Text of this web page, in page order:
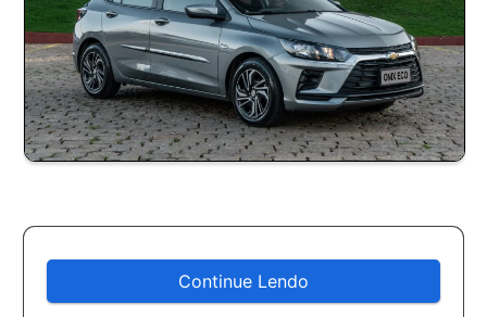
Continue Lendo